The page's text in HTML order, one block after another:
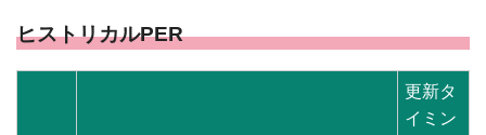
ヒストリカルPER
更新タ
イミン